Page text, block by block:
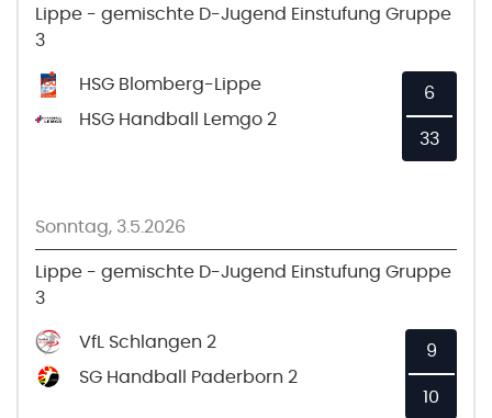
Lippe - gemischte D-Jugend Einstufung Gruppe
3
HSG Blomberg-Lippe
HSG Handball Lemgo 2
6
33
Sonntag, 3.5.2026
Lippe - gemischte D-Jugend Einstufung Gruppe
3
VfL Schlangen 2
SG Handball Paderborn 2
9
10